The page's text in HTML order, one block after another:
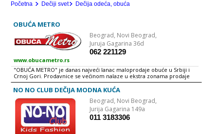
Početna Dečiji svet Dečija odeća, obuća
OBUĆA METRO
Beograd, Novi Beograd,
Juruja Gagarina 36d
062 221129
www.obucametro.rs
"OBUĆA METRO" je danas najveći lanac maloprodaje obuće u Srbiji i
Crnoj Gori. Prodavnice se većinom nalaze u ekstra zonama prodaje
SVAKO IMA PO NEŠTO, A MI IMAMO SVE. ONO ŠTO MI NEMAMO TO
VAMA NI NE TREBA.
NO NO CLUB DEČIJA MODNA KUĆA
Beograd, Novi Beograd,
Jurija Gagarina 149a
011 3183306